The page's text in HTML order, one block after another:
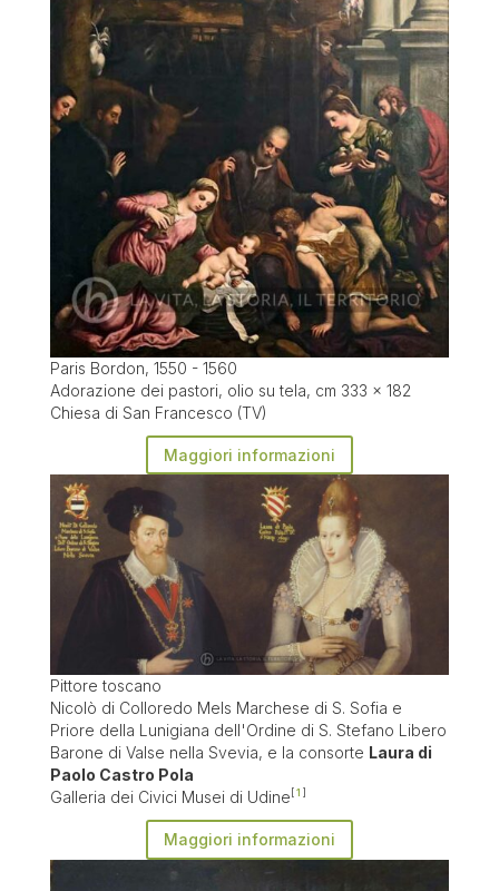
Paris Bordon, 1550 - 1560
Adorazione dei pastori, olio su tela, cm 333 x 182
Chiesa di San Francesco (TV)
Maggiori informazioni
Pittore toscano
Nicolò di Colloredo Mels Marchese di S. Sofia e
Priore della Lunigiana dell'Ordine di S. Stefano Libero
Barone di Valse nella Svevia, e la consorte Laura di
Paolo Castro Pola
Galleria dei Civici Musei di Udine 1
Maggiori informazioni